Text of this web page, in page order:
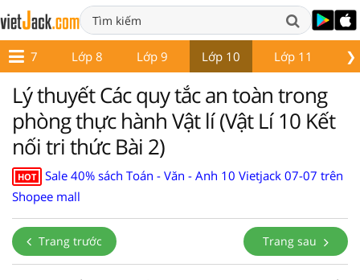
❯
Lớp 7 Lớp 8 Lớp 9 Lớp 10 Lớp 11
Lý thuyết Các quy tắc an toàn trong
phòng thực hành Vật lí (Vật Lí 10 Kết
nối tri thức Bài 2)
HOT
Sale 40% sách Toán - Văn - Anh 10 Vietjack 07-07 trên
Shopee mall
Trang trước Trang sau